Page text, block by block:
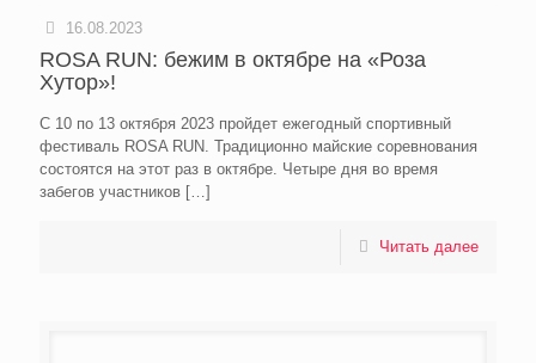
16.08.2023
ROSA RUN: бежим в октябре на «Роза
Хутор»!
С 10 по 13 октября 2023 пройдет ежегодный спортивный
фестиваль ROSA RUN. Традиционно майские соревнования
состоятся на этот раз в октябре. Четыре дня во время
забегов участников […]
Читать далее